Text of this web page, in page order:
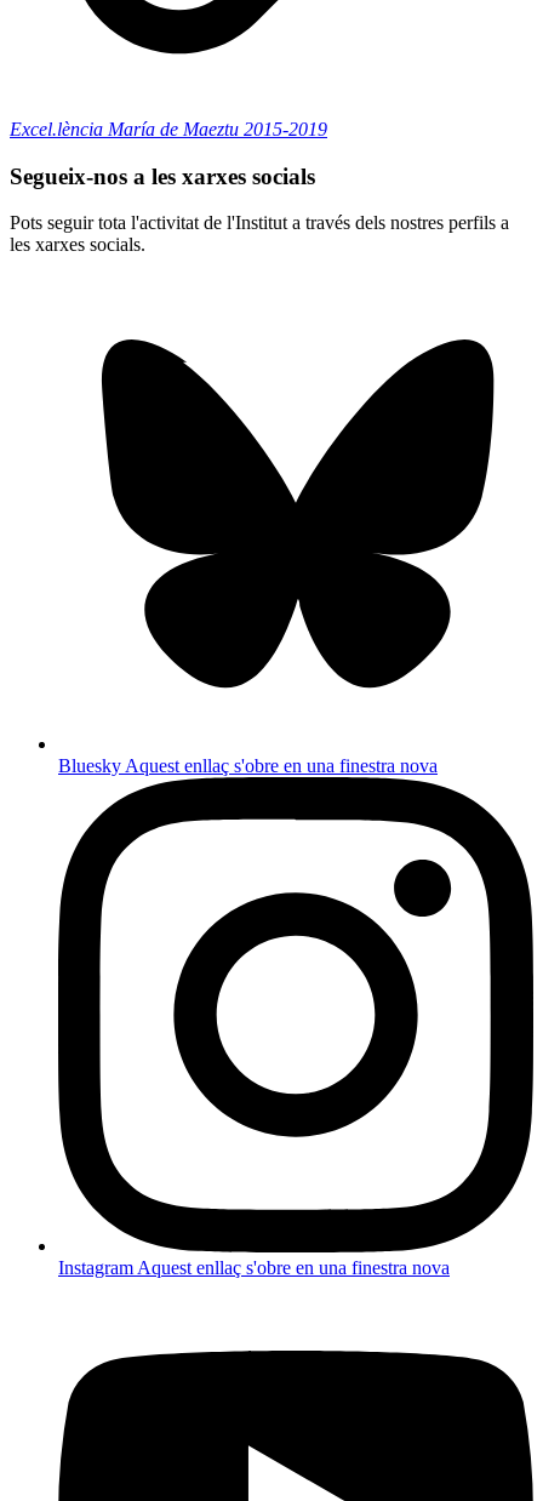
Excel.lència María de Maeztu 2015-2019
Segueix-nos a les xarxes socials
Pots seguir tota l'activitat de l'Institut a través dels nostres perfils a
les xarxes socials.
BlueskyAquest enllaç s'obre en una finestra nova
InstagramAquest enllaç s'obre en una finestra nova